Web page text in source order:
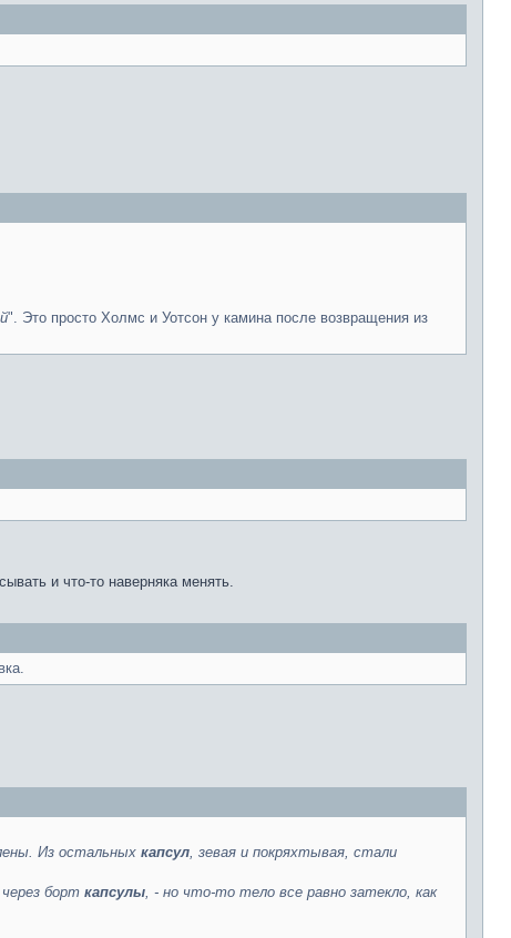
". Это просто Холмс и Уотсон у камина после возвращения из
и что-то наверняка менять.
Из остальных капсул, зевая и покряхтывая, стали
борт капсулы, - но что-то тело все равно затекло, как